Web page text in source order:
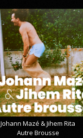
Johann Mazé & Jihem Rita
Autre Brousse